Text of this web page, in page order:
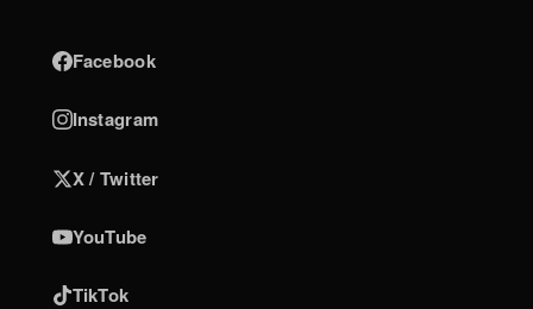
Facebook
Instagram
X / Twitter
YouTube
TikTok